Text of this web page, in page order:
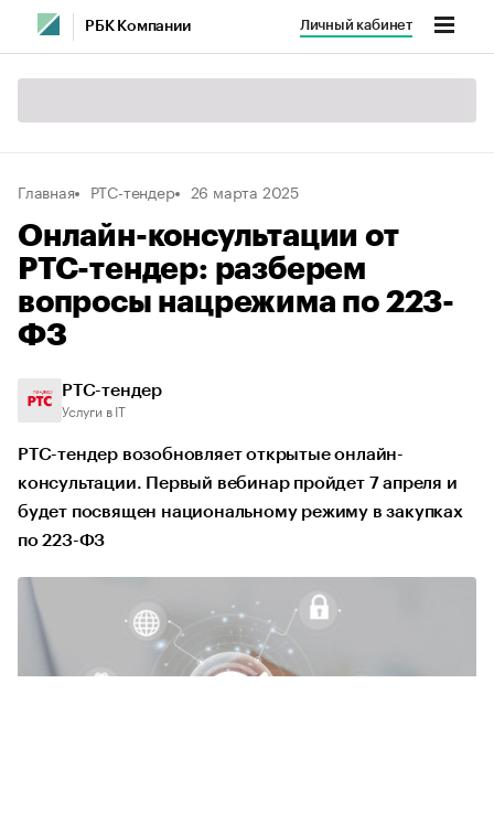
РБК Компании Личный кабинет
Главная РТС-тендер 26 марта 2025
Онлайн-консультации от
РТС-тендер: разберем
вопросы нацрежима по 223-
ФЗ
РТС-тендер
Услуги в IT
РТС-тендер возобновляет открытые онлайн-
консультации. Первый вебинар пройдет 7 апреля и
будет посвящен национальному режиму в закупках
по 223-ФЗ